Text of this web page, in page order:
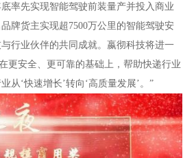
率先实现智能驾驶前装量产并投入商业
牌货主实现超7500万公里的智能驾驶安
行业伙伴的共同成就。嬴彻科技将进一
更安全、更可靠的基础上，帮助快递行业
从‘快速增长’转向‘高质量发展’。”